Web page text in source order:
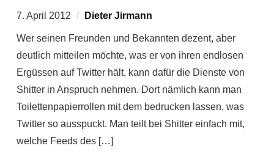
7. April 2012 Dieter Jirmann
Wer seinen Freunden und Bekannten dezent, aber
deutlich mitteilen möchte, was er von ihren endlosen
Ergüssen auf Twitter hält, kann dafür die Dienste von
Shitter in Anspruch nehmen. Dort nämlich kann man
Toilettenpapierrollen mit dem bedrucken lassen, was
Twitter so ausspuckt. Man teilt bei Shitter einfach mit,
welche Feeds des […]